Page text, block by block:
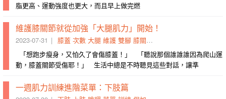
脂更高、運動強度也更大，而且早上做完燃
維護膝關節就從加強「大腿肌力」開始！
2023-07-31 膝蓋 次數 大腿 維護 雙腳 膝關節
「想跑步瘦身，又怕久了會傷膝蓋！」 「聽說那個誰誰誰因為爬山運
動，膝蓋關節受傷耶！」 生活中總是不時聽見這些對話，讓準
一週肌力訓練進階菜單：下肢篇